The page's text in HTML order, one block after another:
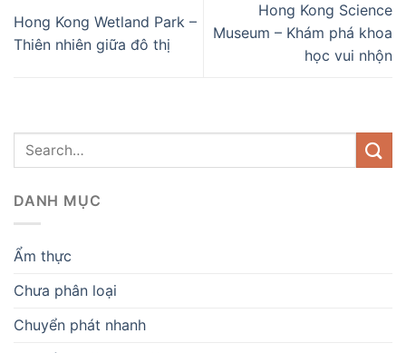
Hong Kong Wetland Park –
Thiên nhiên giữa đô thị
Hong Kong Science
Museum – Khám phá khoa
học vui nhộn
DANH MỤC
Ẩm thực
Chưa phân loại
Chuyển phát nhanh